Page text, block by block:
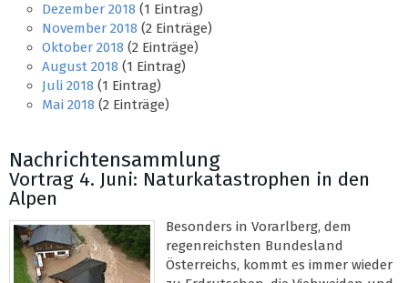
Dezember 2018 (1 Eintrag)
November 2018 (2 Einträge)
Oktober 2018 (2 Einträge)
August 2018 (1 Eintrag)
Juli 2018 (1 Eintrag)
Mai 2018 (2 Einträge)
Nachrichtensammlung
Vortrag 4. Juni: Naturkatastrophen in den
Alpen
Besonders in Vorarlberg, dem
regenreichsten Bundesland
Österreichs, kommt es immer wieder